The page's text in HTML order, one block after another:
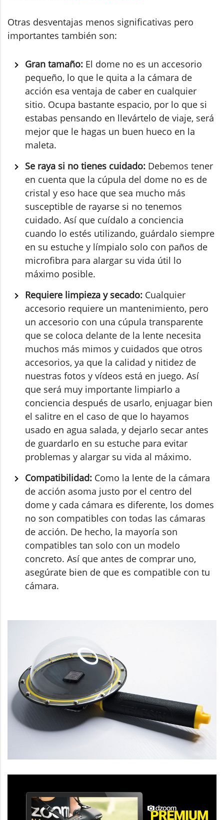
Otras desventajas menos significativas pero
importantes también son:
Gran tamaño: El dome no es un accesorio
pequeño, lo que le quita a la cámara de
acción esa ventaja de caber en cualquier
sitio. Ocupa bastante espacio, por lo que si
estabas pensando en llevártelo de viaje, será
mejor que le hagas un buen hueco en la
maleta.
Se raya si no tienes cuidado: Debemos tener
en cuenta que la cúpula del dome no es de
cristal y eso hace que sea mucho más
susceptible de rayarse si no tenemos
cuidado. Así que cuídalo a conciencia
cuando lo estés utilizando, guárdalo siempre
en su estuche y límpialo solo con paños de
microfibra para alargar su vida útil lo
máximo posible.
Requiere limpieza y secado: Cualquier
accesorio requiere un mantenimiento, pero
un accesorio con una cúpula transparente
que se coloca delante de la lente necesita
muchos más mimos y cuidados que otros
accesorios, ya que la calidad y nitidez de
nuestras fotos y vídeos está en juego. Así
que será muy importante limpiarlo a
conciencia después de usarlo, enjuagar bien
el salitre en el caso de que lo hayamos
usado en agua salada, y dejarlo secar antes
de guardarlo en su estuche para evitar
problemas y alargar su vida al máximo.
Compatibilidad: Como la lente de la cámara
de acción asoma justo por el centro del
dome y cada cámara es diferente, los domes
no son compatibles con todas las cámaras
de acción. De hecho, la mayoría son
compatibles tan solo con un modelo
concreto. Así que antes de comprar uno,
asegúrate bien de que es compatible con tu
cámara.